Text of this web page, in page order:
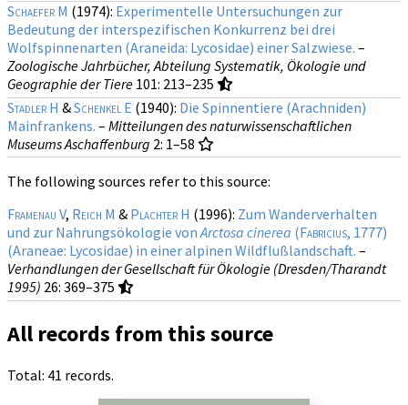
Schaefer M (1974): Experimentelle Untersuchungen zur
Bedeutung der interspezifischen Konkurrenz bei drei
Wolfspinnenarten (Araneida: Lycosidae) einer Salzwiese. –
Zoologische Jahrbücher, Abteilung Systematik, Ökologie und
Geographie der Tiere 101: 213–235
Stadler H &Schenkel E (1940): Die Spinnentiere (Arachniden)
Mainfrankens. – Mitteilungen des naturwissenschaftlichen
Museums Aschaffenburg 2: 1–58
The following sources refer to this source:
Framenau V, Reich M & Plachter H (1996): Zum Wanderverhalten
und zur Nahrungsökologie vonArctosa cinerea (Fabricius, 1777)
(Araneae: Lycosidae) in einer alpinen Wildflußlandschaft. –
Verhandlungen der Gesellschaft für Ökologie (Dresden/Tharandt
1995) 26: 369–375
All records from this source
Total: 41 records.